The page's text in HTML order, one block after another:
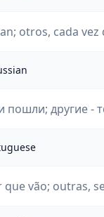
otros, cada vez
другие -
vão; outras,